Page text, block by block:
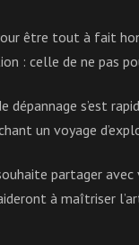
être tout à fait
: celle de ne pas
dépannage s’est
un voyage
partager
à maîtriser